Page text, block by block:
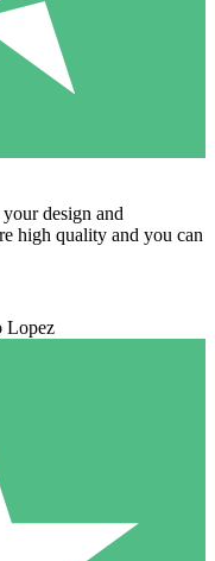
design and
high quality and you can
Lopez